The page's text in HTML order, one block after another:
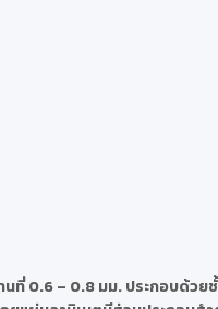
0.6 – 0.8 มม. ประกอบด้วย